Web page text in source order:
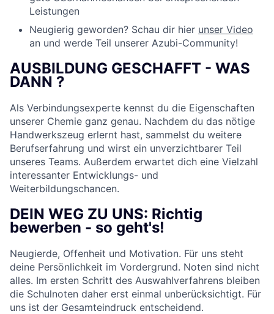
Leistungen
Neugierig geworden? Schau dir hier unser Video
an und werde Teil unserer Azubi-Community!
AUSBILDUNG GESCHAFFT - WAS
DANN ?
Als Verbindungsexperte kennst du die Eigenschaften
unserer Chemie ganz genau. Nachdem du das nötige
Handwerkszeug erlernt hast, sammelst du weitere
Berufserfahrung und wirst ein unverzichtbarer Teil
unseres Teams. Außerdem erwartet dich eine Vielzahl
interessanter Entwicklungs- und
Weiterbildungschancen.
DEIN WEG ZU UNS: Richtig
bewerben - so geht's!
Neugierde, Offenheit und Motivation. Für uns steht
deine Persönlichkeit im Vordergrund. Noten sind nicht
alles. Im ersten Schritt des Auswahlverfahrens bleiben
die Schulnoten daher erst einmal unberücksichtigt. Für
uns ist der Gesamteindruck entscheidend.